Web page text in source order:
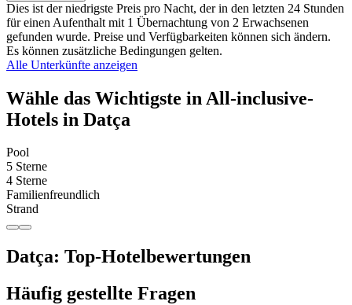
Dies ist der niedrigste Preis pro Nacht, der in den letzten 24 Stunden
für einen Aufenthalt mit 1 Übernachtung von 2 Erwachsenen
gefunden wurde. Preise und Verfügbarkeiten können sich ändern.
Es können zusätzliche Bedingungen gelten.
Alle Unterkünfte anzeigen
Wähle das Wichtigste in All-inclusive-
Hotels in Datça
Pool
5 Sterne
4 Sterne
Familienfreundlich
Strand
Datça: Top-Hotelbewertungen
Häufig gestellte Fragen